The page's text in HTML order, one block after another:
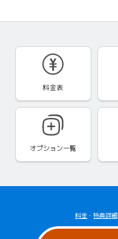
料金表
オプション一覧
料金 ・ 特典詳細